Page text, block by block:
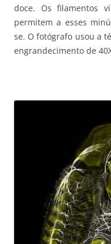
doce. Os filamentos
permitem a esses
se. O fotógrafo usou a
engrandecimento de